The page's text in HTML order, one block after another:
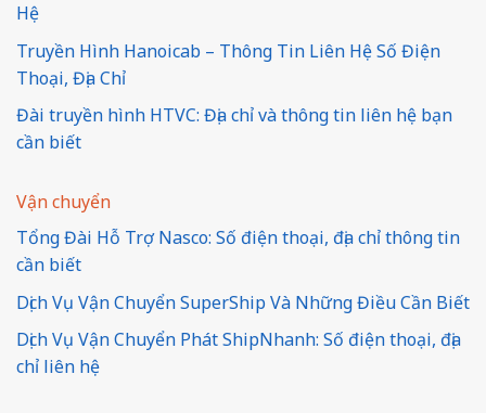
Hệ
Truyền Hình Hanoicab – Thông Tin Liên Hệ Số Điện
Thoại, Địa Chỉ
Đài truyền hình HTVC: Địa chỉ và thông tin liên hệ bạn
cần biết
Vận chuyển
Tổng Đài Hỗ Trợ Nasco: Số điện thoại, địa chỉ thông tin
cần biết
Dịch Vụ Vận Chuyển SuperShip Và Những Điều Cần Biết
Dịch Vụ Vận Chuyển Phát ShipNhanh: Số điện thoại, địa
chỉ liên hệ